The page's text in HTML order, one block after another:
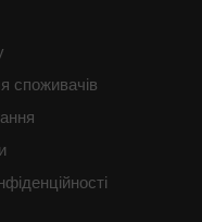
споживачів